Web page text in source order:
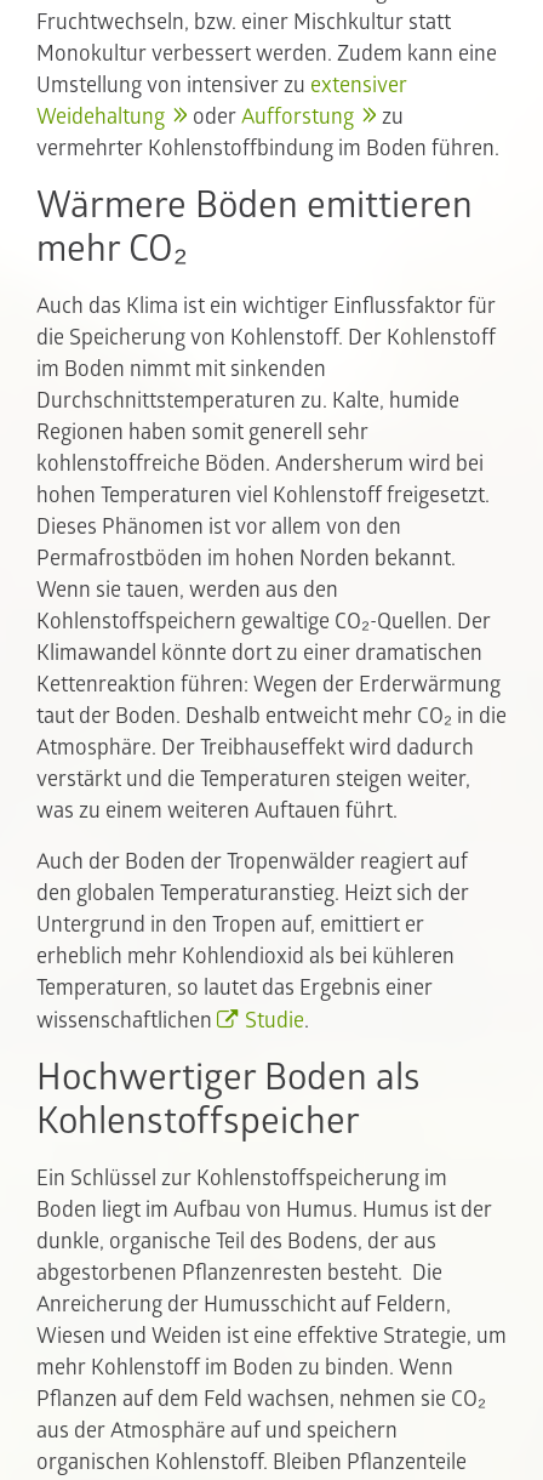
Fruchtwechseln, bzw. einer Mischkultur statt
Monokultur verbessert werden. Zudem kann eine
Umstellung von intensiver zu extensiver
Weidehaltung
oderAufforstung
zu
vermehrter Kohlenstoffbindung im Boden führen.
Wärmere Böden emittieren
mehr CO₂
Auch das Klima ist ein wichtiger Einflussfaktor für
die Speicherung von Kohlenstoff. Der Kohlenstoff
im Boden nimmt mit sinkenden
Durchschnittstemperaturen zu. Kalte, humide
Regionen haben somit generell sehr
kohlenstoffreiche Böden. Andersherum wird bei
hohen Temperaturen viel Kohlenstoff freigesetzt.
Dieses Phänomen ist vor allem von den
Permafrostböden im hohen Norden bekannt.
Wenn sie tauen, werden aus den
Kohlenstoffspeichern gewaltige CO₂-Quellen. Der
Klimawandel könnte dort zu einer dramatischen
Kettenreaktion führen: Wegen der Erderwärmung
taut der Boden. Deshalb entweicht mehr CO₂ in die
Atmosphäre. Der Treibhauseffekt wird dadurch
verstärkt und die Temperaturen steigen weiter,
was zu einem weiteren Auftauen führt.
Auch der Boden der Tropenwälder reagiert auf
den globalen Temperaturanstieg. Heizt sich der
Untergrund in den Tropen auf, emittiert er
erheblich mehr Kohlendioxid als bei kühleren
Temperaturen, so lautet das Ergebnis einer
wissenschaftlichen
Studie.
Hochwertiger Boden als
Kohlenstoffspeicher
Ein Schlüssel zur Kohlenstoffspeicherung im
Boden liegt im Aufbau von Humus. Humus ist der
dunkle, organische Teil des Bodens, der aus
abgestorbenen Pflanzenresten besteht. Die
Anreicherung der Humusschicht auf Feldern,
Wiesen und Weiden ist eine effektive Strategie, um
mehr Kohlenstoff im Boden zu binden. Wenn
Pflanzen auf dem Feld wachsen, nehmen sie CO₂
aus der Atmosphäre auf und speichern
organischen Kohlenstoff. Bleiben Pflanzenteile